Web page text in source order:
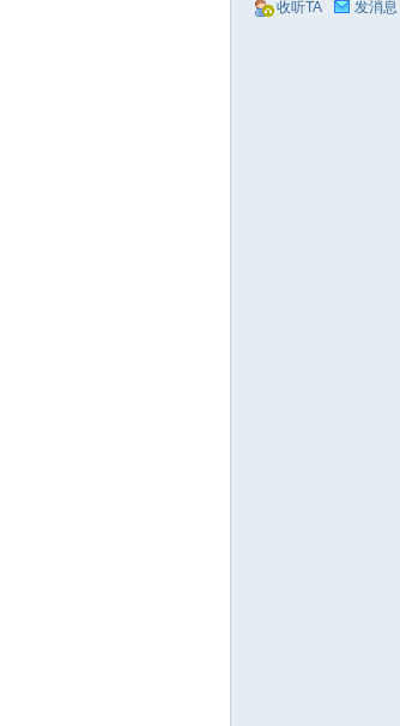
收听TA 发消息